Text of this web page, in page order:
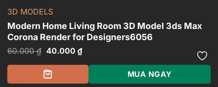
3D MODELS
Modern Home Living Room 3D Model 3ds Max
Corona Render for Designers6056
60.000₫ Giá
là:
60.000 ₫.
40.000 ₫Giá
hiện
tại
40.000 ₫.
MUA NGAY